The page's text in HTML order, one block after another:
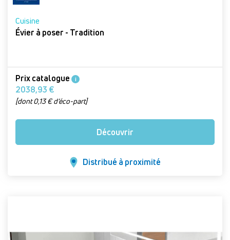
Cuisine
Évier à poser - Tradition
Prix catalogue i
2038,93 €
[dont 0,13 € d’éco-part]
Découvrir
Distribué à proximité